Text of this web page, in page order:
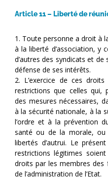
Article 11 – Liberté de
1. Toute personne a droit à
à la liberté d’association, y
d’autres des syndicats et de
défense de ses intérêts.
2. L’exercice de ces
restrictions que celles qui,
des mesures nécessaires,
à la sécurité nationale, à la
l’ordre et à la prévention
santé ou de la morale,
libertés d’autrui. Le
restrictions légitimes
droits par les membres
de l’administration de l’Etat.